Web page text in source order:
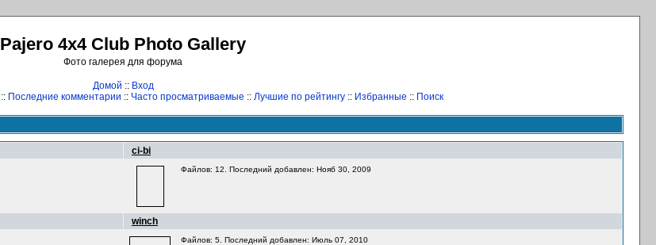
Pajero 4x4 Club Photo Gallery
Фото галерея для форума
Домой :: Вход
:: Последние комментарии :: Часто просматриваемые :: Лучшие по рейтингу :: Избранные :: Поиск
ci-bi
Файлов: 12. Последний добавлен: Нояб 30, 2009
winch
Файлов: 5. Последний добавлен: Июль 07, 2010